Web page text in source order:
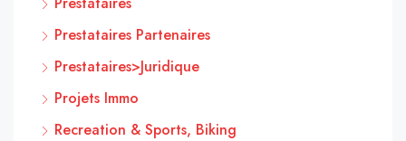
Prestataires Partenaires
Prestataires>Juridique
Projets Immo
Recreation & Sports, Biking